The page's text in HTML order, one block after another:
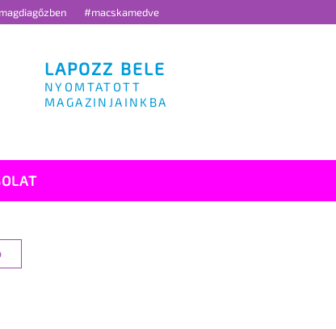
#macskamedve
LAPOZZ BELE
NYOMTATOTT
MAGAZINJAINKBA